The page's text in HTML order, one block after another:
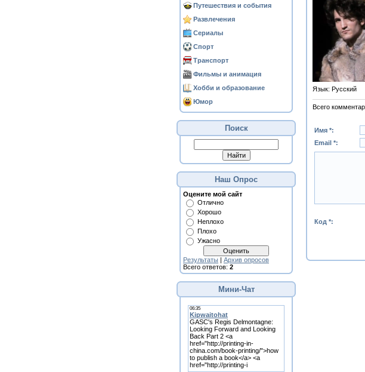
Путешествия и события
Развлечения
Сериалы
Спорт
Транспорт
Фильмы и анимация
Хобби и образование
Юмор
Поиск
Наш Опрос
Оцените мой сайт
Отлично
Хорошо
Неплохо
Плохо
Ужасно
Результаты | Архив опросов
Всего ответов: 2
Мини-Чат
Язык: Русский
Всего
Имя *:
Email *:
Код *: